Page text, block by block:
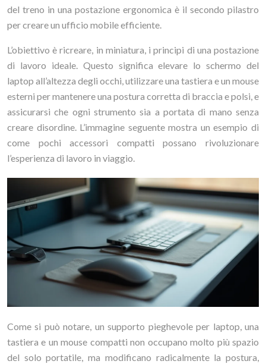
del treno in una postazione ergonomica è il secondo pilastro
per creare un ufficio mobile efficiente.
L’obiettivo è ricreare, in miniatura, i principi di una postazione
di lavoro ideale. Questo significa elevare lo schermo del
laptop all’altezza degli occhi, utilizzare una tastiera e un mouse
esterni per mantenere una postura corretta di braccia e polsi, e
assicurarsi che ogni strumento sia a portata di mano senza
creare disordine. L’immagine seguente mostra un esempio di
come pochi accessori compatti possano rivoluzionare
l’esperienza di lavoro in viaggio.
Come si può notare, un supporto pieghevole per laptop, una
tastiera e un mouse compatti non occupano molto più spazio
del solo portatile, ma modificano radicalmente la postura,